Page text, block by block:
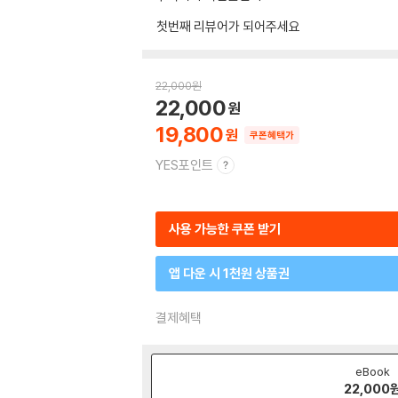
첫번째 리뷰어가 되어주세요
22,000원
19,800
22,000
쿠폰혜택가
YES포인트
사용 가능한 쿠폰 받기
앱 다운 시 1천원 상품권
결제혜택
eBook
22,000